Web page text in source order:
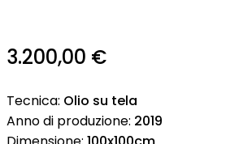
3.200,00 €
Tecnica: Olio su tela
Anno di produzione: 2019